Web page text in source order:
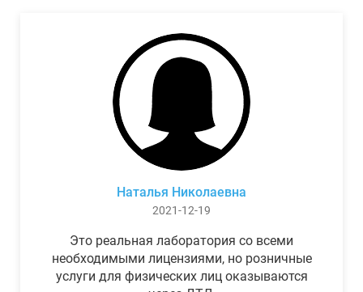
Наталья Николаевна
2021-12-19
Это реальная лаборатория со всеми
необходимыми лицензиями, но розничные
услуги для физических лиц оказываются